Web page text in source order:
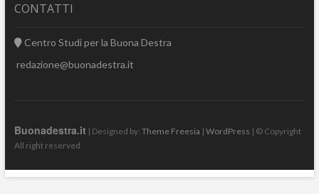
CONTATTI
Centro Studi per la Buona Destra
redazione@buonadestra.it
Buonadestra.it | Designed by: Theme Freesia | WordPress | © Copyright
All right reserved